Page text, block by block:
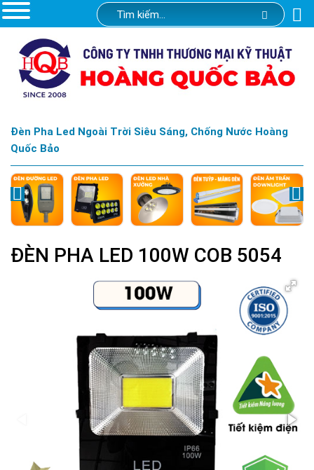
Đèn Pha Led Ngoài Trời Siêu Sáng, Chống Nước Hoàng
Quốc Bảo
ĐÈN PHA LED 100W COB 5054